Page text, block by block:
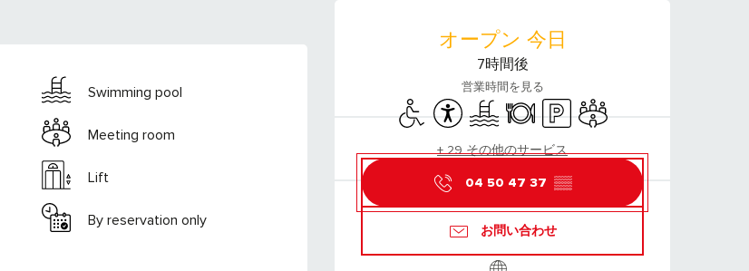
営業時間と連絡先
オープン 今日
7時間後
営業時間を見る
Disabled access
AccessibilitySwimming pool
Restaurant
Car parkMeeting room
+ 29 その他のサービス
04 50 47 37 ▒▒
お問い合わせ
Swimming pool
Meeting room
Lift
By reservation only